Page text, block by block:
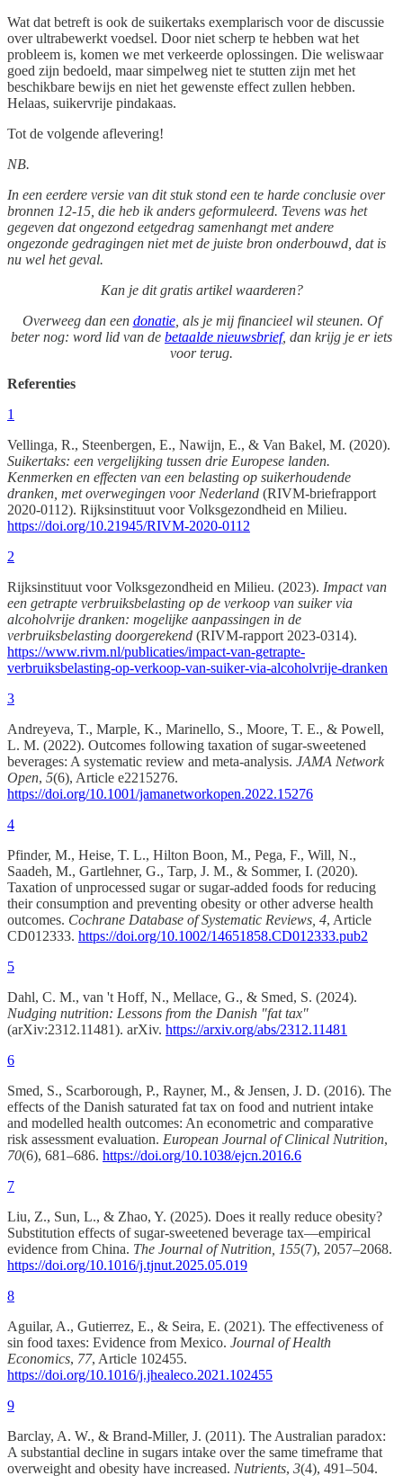
Wat dat betreft is ook de suikertaks exemplarisch voor de discussie
over ultrabewerkt voedsel. Door niet scherp te hebben wat het
probleem is, komen we met verkeerde oplossingen. Die weliswaar
goed zijn bedoeld, maar simpelweg niet te stutten zijn met het
beschikbare bewijs en niet het gewenste effect zullen hebben.
Helaas, suikervrije pindakaas.
Tot de volgende aflevering!
NB.
In een eerdere versie van dit stuk stond een te harde conclusie over
bronnen 12-15, die heb ik anders geformuleerd. Tevens was het
gegeven dat ongezond eetgedrag samenhangt met andere
ongezonde gedragingen niet met de juiste bron onderbouwd, dat is
nu wel het geval.
Kan je dit gratis artikel waarderen?
Overweeg dan een donatie, als je mij financieel wil steunen. Of
beter nog: word lid van de betaalde nieuwsbrief, dan krijg je er iets
voor terug.
Referenties
1
Vellinga, R., Steenbergen, E., Nawijn, E., & Van Bakel, M. (2020).
Suikertaks: een vergelijking tussen drie Europese landen.
Kenmerken en effecten van een belasting op suikerhoudende
dranken, met overwegingen voor Nederland (RIVM-briefrapport
2020-0112). Rijksinstituut voor Volksgezondheid en Milieu.
https://doi.org/10.21945/RIVM-2020-0112
2
Rijksinstituut voor Volksgezondheid en Milieu. (2023). Impact van
een getrapte verbruiksbelasting op de verkoop van suiker via
alcoholvrije dranken: mogelijke aanpassingen in de
verbruiksbelasting doorgerekend (RIVM-rapport 2023-0314).
https://www.rivm.nl/publicaties/impact-van-getrapte-
verbruiksbelasting-op-verkoop-van-suiker-via-alcoholvrije-dranken
3
Andreyeva, T., Marple, K., Marinello, S., Moore, T. E., & Powell,
L. M. (2022). Outcomes following taxation of sugar-sweetened
beverages: A systematic review and meta-analysis. JAMA Network
Open, 5(6), Article e2215276.
https://doi.org/10.1001/jamanetworkopen.2022.15276
4
Pfinder, M., Heise, T. L., Hilton Boon, M., Pega, F., Will, N.,
Saadeh, M., Gartlehner, G., Tarp, J. M., & Sommer, I. (2020).
Taxation of unprocessed sugar or sugar-added foods for reducing
their consumption and preventing obesity or other adverse health
outcomes. Cochrane Database of Systematic Reviews, 4, Article
CD012333. https://doi.org/10.1002/14651858.CD012333.pub2
5
Dahl, C. M., van 't Hoff, N., Mellace, G., & Smed, S. (2024).
Nudging nutrition: Lessons from the Danish "fat tax"
(arXiv:2312.11481). arXiv. https://arxiv.org/abs/2312.11481
6
Smed, S., Scarborough, P., Rayner, M., & Jensen, J. D. (2016). The
effects of the Danish saturated fat tax on food and nutrient intake
and modelled health outcomes: An econometric and comparative
risk assessment evaluation. European Journal of Clinical Nutrition,
70(6), 681–686. https://doi.org/10.1038/ejcn.2016.6
7
Liu, Z., Sun, L., & Zhao, Y. (2025). Does it really reduce obesity?
Substitution effects of sugar-sweetened beverage tax—empirical
evidence from China. The Journal of Nutrition, 155(7), 2057–2068.
https://doi.org/10.1016/j.tjnut.2025.05.019
8
Aguilar, A., Gutierrez, E., & Seira, E. (2021). The effectiveness of
sin food taxes: Evidence from Mexico. Journal of Health
Economics, 77, Article 102455.
https://doi.org/10.1016/j.jhealeco.2021.102455
9
Barclay, A. W., & Brand-Miller, J. (2011). The Australian paradox:
A substantial decline in sugars intake over the same timeframe that
overweight and obesity have increased. Nutrients, 3(4), 491–504.